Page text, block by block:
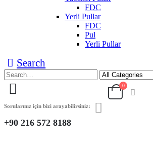
FDC
Yerli Pullar
FDC
Pul
Yerli Pullar
Search
Sorularınız için bizi arayabilirsiniz:
+90 216 572 8188
0